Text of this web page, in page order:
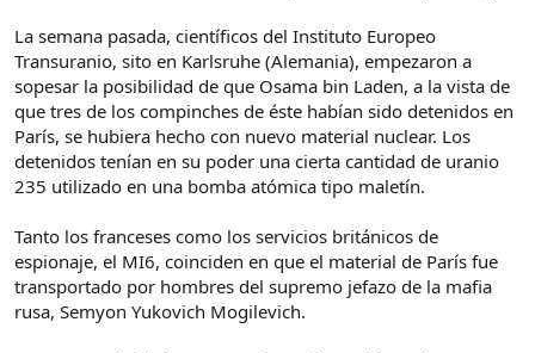
La semana pasada, científicos del Instituto Europeo
Transuranio, sito en Karlsruhe (Alemania), empezaron a
sopesar la posibilidad de que Osama bin Laden, a la vista de
que tres de los compinches de éste habían sido detenidos en
París, se hubiera hecho con nuevo material nuclear. Los
detenidos tenían en su poder una cierta cantidad de uranio
235 utilizado en una bomba atómica tipo maletín.
Tanto los franceses como los servicios británicos de
espionaje, el MI6, coinciden en que el material de París fue
transportado por hombres del supremo jefazo de la mafia
rusa, Semyon Yukovich Mogilevich.